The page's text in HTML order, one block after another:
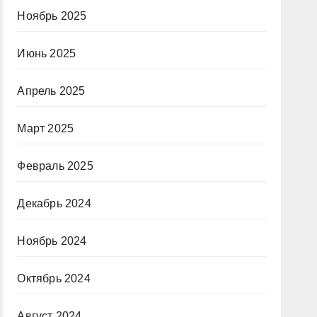
Ноябрь 2025
Июнь 2025
Апрель 2025
Март 2025
Февраль 2025
Декабрь 2024
Ноябрь 2024
Октябрь 2024